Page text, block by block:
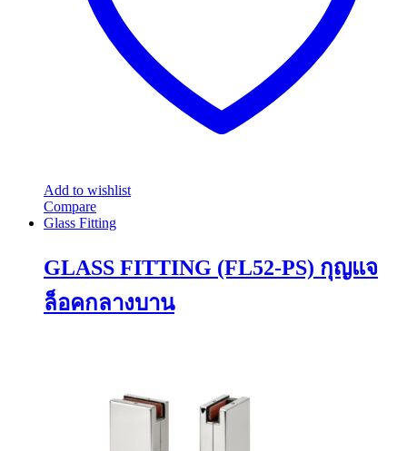
Add to wishlist
Compare
Glass Fitting
GLASS FITTING (FL52-PS) กุญแจ
ล็อคกลางบาน